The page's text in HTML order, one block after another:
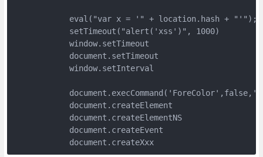
            eval("var x = '" + location.hash + "'");
            setTimeout("alert('xss')", 1000)
            window.setTimeout
            document.setTimeout
            window.setInterval
            document.createElement
            document.createElementNS
            document.createEvent
            document.createXxx